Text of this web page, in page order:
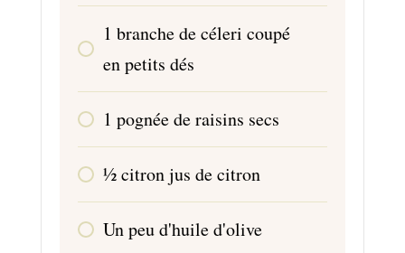
1 branchede céleri coupé
en petits dés
1 pognéede raisins secs
1⁄2citronjus de citron
Unpeud'huile d'olive